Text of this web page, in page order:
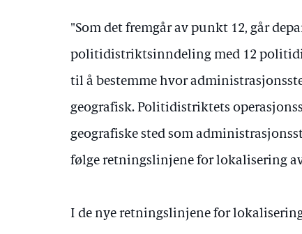
"Som det fremgår av punkt 12, går
politidistriktsinndeling med 12
til å bestemme hvor
geografisk. Politidistriktets
geografiske sted som
følge retningslinjene for lokalisering
I de nye retningslinjene for